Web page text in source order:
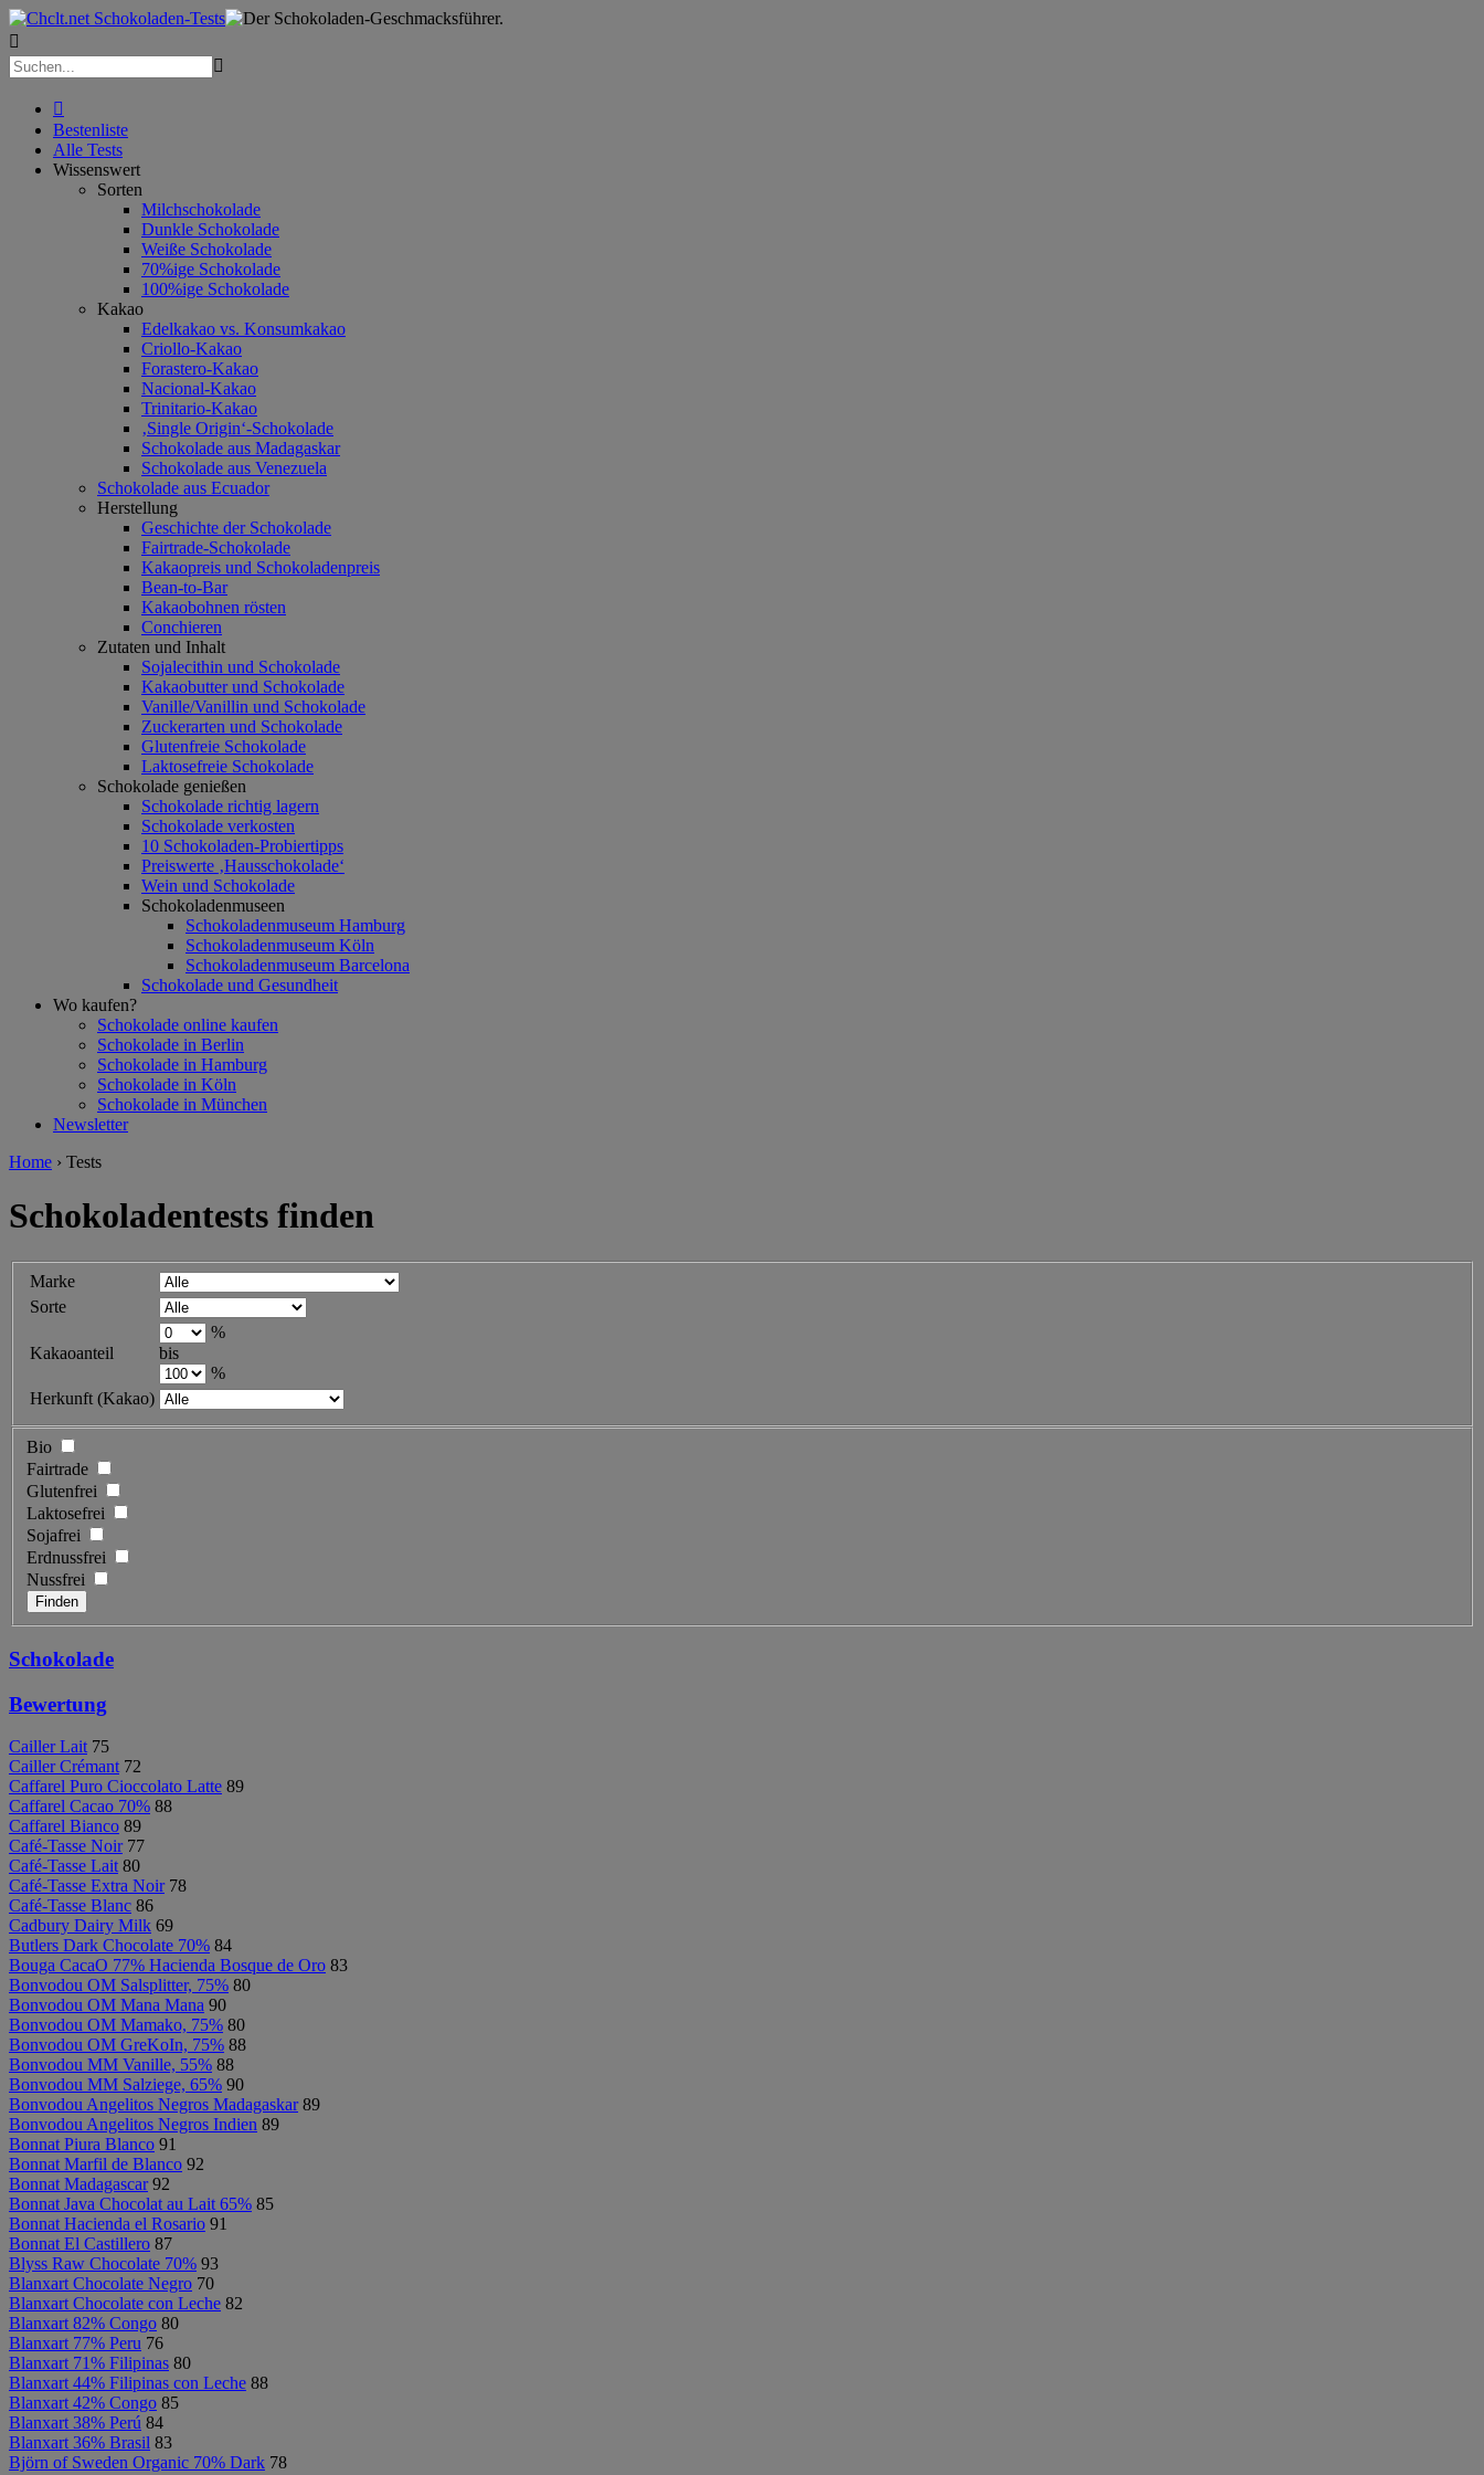



Bestenliste
Alle Tests
Wissenswert
Sorten
Milchschokolade
Dunkle Schokolade
Weiße Schokolade
70%ige Schokolade
100%ige Schokolade
Kakao
Edelkakao vs. Konsumkakao
Criollo-Kakao
Forastero-Kakao
Nacional-Kakao
Trinitario-Kakao
‚Single Origin‘-Schokolade
Schokolade aus Madagaskar
Schokolade aus Venezuela
Schokolade aus Ecuador
Herstellung
Geschichte der Schokolade
Fairtrade-Schokolade
Kakaopreis und Schokoladenpreis
Bean-to-Bar
Kakaobohnen rösten
Conchieren
Zutaten und Inhalt
Sojalecithin und Schokolade
Kakaobutter und Schokolade
Vanille/Vanillin und Schokolade
Zuckerarten und Schokolade
Glutenfreie Schokolade
Laktosefreie Schokolade
Schokolade genießen
Schokolade richtig lagern
Schokolade verkosten
10 Schokoladen-Probiertipps
Preiswerte ‚Hausschokolade‘
Wein und Schokolade
Schokoladenmuseen
Schokoladenmuseum Hamburg
Schokoladenmuseum Köln
Schokoladenmuseum Barcelona
Schokolade und Gesundheit
Wo kaufen?
Schokolade online kaufen
Schokolade in Berlin
Schokolade in Hamburg
Schokolade in Köln
Schokolade in München
Newsletter
Home › Tests
Schokoladentests finden
Marke
Sorte
Kakaoanteil
%
bis
%
Herkunft (Kakao)
Bio
Fairtrade
Glutenfrei
Laktosefrei
Sojafrei
Erdnussfrei
Nussfrei
Schokolade
Bewertung
Cailler Lait 75
Cailler Crémant 72
Caffarel Puro Cioccolato Latte 89
Caffarel Cacao 70% 88
Caffarel Bianco 89
Café-Tasse Noir 77
Café-Tasse Lait 80
Café-Tasse Extra Noir 78
Café-Tasse Blanc 86
Cadbury Dairy Milk 69
Butlers Dark Chocolate 70% 84
Bouga CacaO 77% Hacienda Bosque de Oro 83
Bonvodou OM Salsplitter, 75% 80
Bonvodou OM Mana Mana 90
Bonvodou OM Mamako, 75% 80
Bonvodou OM GreKoIn, 75% 88
Bonvodou MM Vanille, 55% 88
Bonvodou MM Salziege, 65% 90
Bonvodou Angelitos Negros Madagaskar 89
Bonvodou Angelitos Negros Indien 89
Bonnat Piura Blanco 91
Bonnat Marfil de Blanco 92
Bonnat Madagascar 92
Bonnat Java Chocolat au Lait 65% 85
Bonnat Hacienda el Rosario 91
Bonnat El Castillero 87
Blyss Raw Chocolate 70% 93
Blanxart Chocolate Negro 70
Blanxart Chocolate con Leche 82
Blanxart 82% Congo 80
Blanxart 77% Peru 76
Blanxart 71% Filipinas 80
Blanxart 44% Filipinas con Leche 88
Blanxart 42% Congo 85
Blanxart 38% Perú 84
Blanxart 36% Brasil 83
Björn of Sweden Organic 70% Dark 78